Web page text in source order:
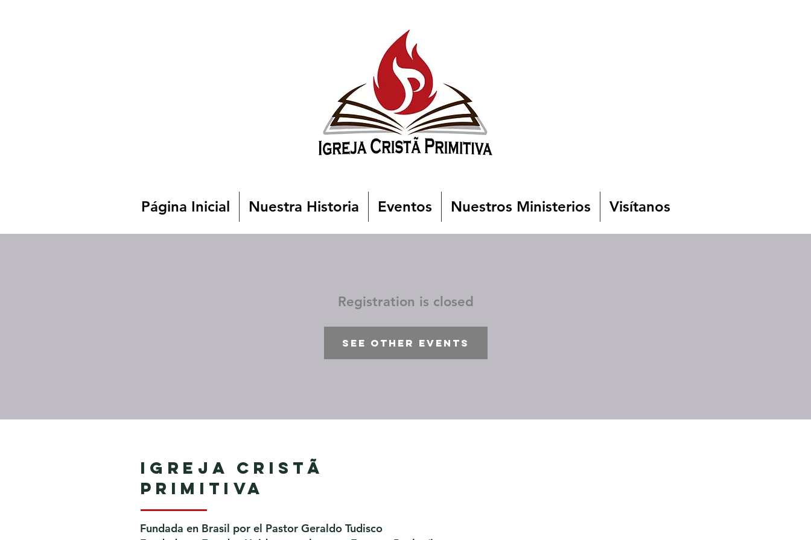
Página Inicial Nuestra Historia Eventos Nuestros Ministerios Visítanos
Registration is closed
See other events
Igreja Cristã
Primitiva
Fundada en Brasil por el Pastor Geraldo Tudisco